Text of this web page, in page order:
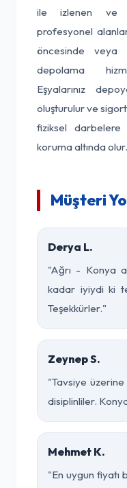
ile izlenen ve
profesyonel
öncesinde veya
depolama
Eşyalarınız
oluşturulur ve
fiziksel
koruma altında olur.
Müşteri
Derya L.
"Ağrı - Konya
kadar iyiydi ki
Teşekkürler."
Zeynep S.
"Tavsiye üzerine
disiplinliler.
Mehmet K.
"En uygun fiyatı